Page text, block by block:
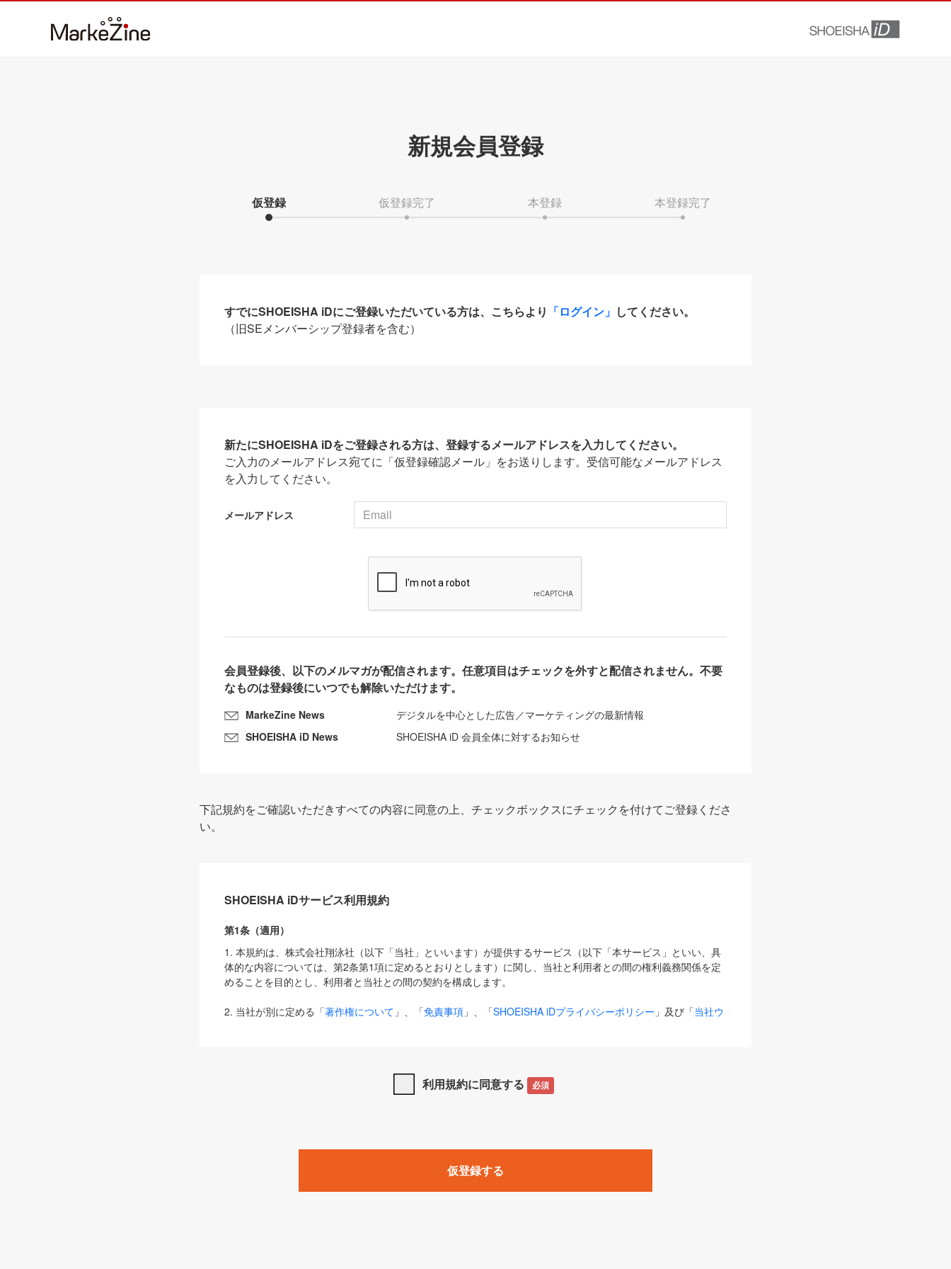
新規会員登録
仮登録 仮登録完了 本登録 本登録完了
すでにSHOEISHA iDにご登録いただいている方は、こちらより 「ログイン」 してください。
（旧SEメンバーシップ登録者を含む）
新たにSHOEISHA iDをご登録される方は、登録するメールアドレスを入力してください。
ご入力のメールアドレス宛てに「仮登録確認メール」をお送りします。受信可能なメールアドレス
を入力してください。
メールアドレス
会員登録後、以下のメルマガが配信されます。任意項目はチェックを外すと配信されません。不要
なものは登録後にいつでも解除いただけます。
MarkeZine News
デジタルを中心とした広告／マーケティングの最新情報
SHOEISHA iD News
SHOEISHA iD 会員全体に対するお知らせ
下記規約をご確認いただきすべての内容に同意の上、チェックボックスにチェックを付けてご登録くださ
い。
SHOEISHA iDサービス利用規約
第1条（適用）
1. 本規約は、株式会社翔泳社（以下「当社」といいます）が提供するサービス（以下「本サービス」といい、具
体的な内容については、第2条第1項に定めるとおりとします）に関し、当社と利用者との間の権利義務関係を定
めることを目的とし、利用者と当社との間の契約を構成します。
2. 当社が別に定める「著作権について 」、「免責事項 」、「SHOEISHA iDプライバシーポリシー 」及び「当社ウ
は、本規約の規定が優先して適用されるものとします。
1. 「本サービス」とは、当社が提供する以下のサービス（名称や内容が変更された場合、変更後のサービスを含
みます）及びこれらサービスに関連して当社が実施するイベントやキャンペーンをいいます。
「SEBook」「SEShop」「CodeZine」「MarkeZine」「EnterpriseZine」「ECzine」「Biz/Zine」「HRzine」
利用規約に同意する 必須
仮登録する